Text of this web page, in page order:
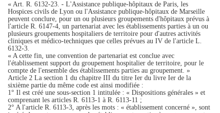
« Art. R. 6132-23. - L'Assistance publique-hôpitaux de Paris, les
Hospices civils de Lyon ou l'Assistance publique-hôpitaux de Marseille
peuvent conclure, pour un ou plusieurs groupements d'hôpitaux prévus à
l'article R. 6147-4, un partenariat avec les établissements parties à un ou
plusieurs groupements hospitaliers de territoire pour d'autres activités
cliniques et médico-techniques que celles prévues au IV de l'article L.
6132-3.
« A cette fin, une convention de partenariat est conclue avec
l'établissement support du groupement hospitalier de territoire, pour le
compte de l'ensemble des établissements parties au groupement. »
Article 2 La section 1 du chapitre III du titre Ier du livre Ier de la
sixième partie du même code est ainsi modifiée :
1° Il est créé une sous-section 1 intitulée : « Dispositions générales » et
comprenant les articles R. 6113-1 à R. 6113-11 ;
2° A l'article R. 6113-3, après les mots : « établissement concerné », sont